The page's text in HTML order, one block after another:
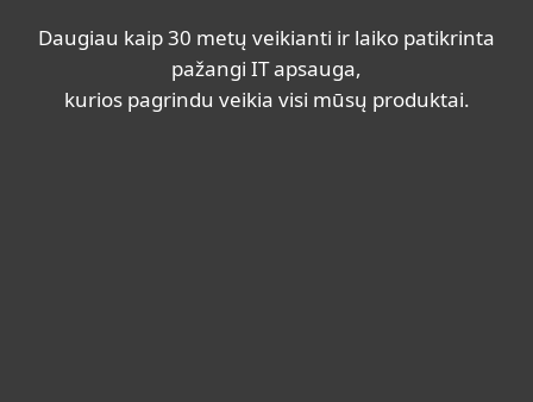
Daugiau kaip 30 metų veikianti ir laiko patikrinta
pažangi IT apsauga,
kurios pagrindu veikia visi mūsų produktai.